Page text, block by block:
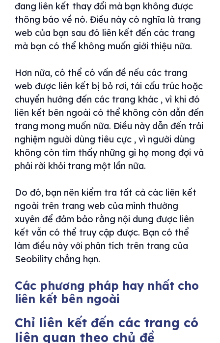
đang liên kết thay đổi mà bạn không được
thông báo về nó. Điều này có nghĩa là trang
web của bạn sau đó liên kết đến các trang
mà bạn có thể không muốn giới thiệu nữa.
Hơn nữa, có thể có vấn đề nếu các trang
web được liên kết bị bỏ rơi, tái cấu trúc hoặc
chuyển hướng đến các trang khác , vì khi đó
liên kết bên ngoài có thể không còn dẫn đến
trang mong muốn nữa. Điều này dẫn đến trải
nghiệm người dùng tiêu cực , vì người dùng
không còn tìm thấy những gì họ mong đợi và
phải rời khỏi trang một lần nữa.
Do đó, bạn nên kiểm tra tất cả các liên kết
ngoài trên trang web của mình thường
xuyên để đảm bảo rằng nội dung được liên
kết vẫn có thể truy cập được. Bạn có thể
làm điều này với phân tích trên trang của
Seobility chẳng hạn.
Các phương pháp hay nhất cho
liên kết bên ngoài
Chỉ liên kết đến các trang có
liên quan theo chủ đề